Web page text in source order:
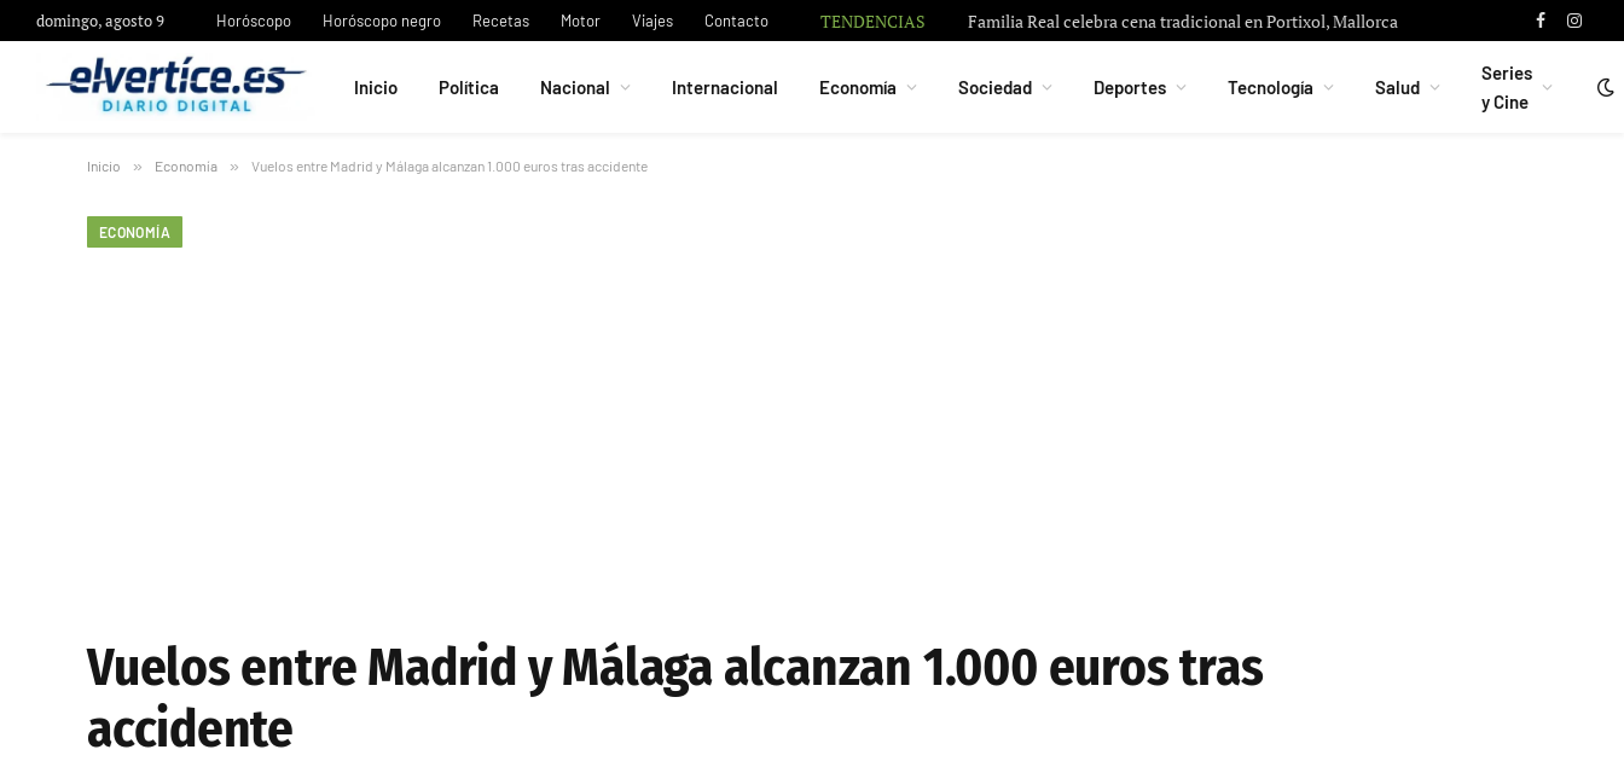
domingo, agosto 9 Horóscopo Horóscopo negro Recetas Motor Viajes Contacto TENDENCIAS Familia Real celebra cena tradicional en Portixol, Mallorca Facebook
Inicio Política Nacional Internacional Economía Sociedad Deportes Tecnología Salud
Series
y Cine
Inicio » Economía » Vuelos entre Madrid y Málaga alcanzan 1.000 euros tras accidente
ECONOMÍA
Vuelos entre Madrid y Málaga alcanzan 1.000 euros tras
accidente